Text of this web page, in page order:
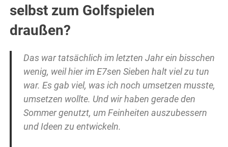
selbst zum Golfspielen
draußen?
Das war tatsächlich im letzten Jahr ein bisschen
wenig, weil hier im E7sen Sieben halt viel zu tun
war. Es gab viel, was ich noch umsetzen musste,
umsetzen wollte. Und wir haben gerade den
Sommer genutzt, um Feinheiten auszubessern
und Ideen zu entwickeln.